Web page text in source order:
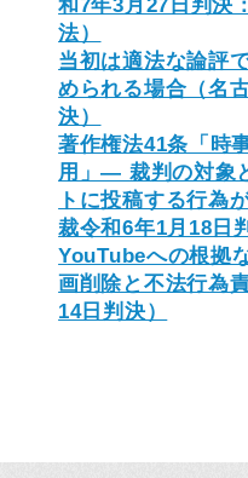
和7年3月27日判決
法）
当初は適法な論評
められる場合（名
決）
著作権法41条「時
用」― 裁判の対象
トに投稿する行為
裁令和6年1月18日
YouTubeへの根拠
画削除と不法行為
14日判決）